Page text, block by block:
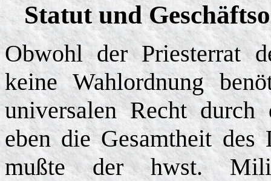
Statut und
Obwohl der Priesterrat
keine Wahlordnung
universalen Recht
eben die Gesamtheit des
mußte der hwst.